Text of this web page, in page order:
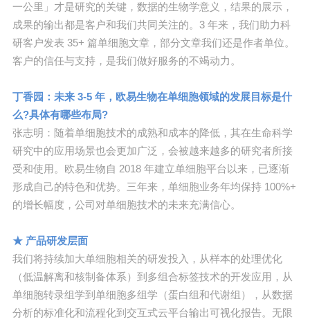
一公里」才是研究的关键，数据的生物学意义，结果的展示，
成果的输出都是客户和我们共同关注的。3 年来，我们助力科
研客户发表 35+ 篇单细胞文章，部分文章我们还是作者单位。
客户的信任与支持，是我们做好服务的不竭动力。
丁香园：未来 3-5 年，欧易生物在单细胞领域的发展目标是什
么?具体有哪些布局?
张志明：随着单细胞技术的成熟和成本的降低，其在生命科学
研究中的应用场景也会更加广泛，会被越来越多的研究者所接
受和使用。欧易生物自 2018 年建立单细胞平台以来，已逐渐
形成自己的特色和优势。三年来，单细胞业务年均保持 100%+
的增长幅度，公司对单细胞技术的未来充满信心。
★ 产品研发层面
我们将持续加大单细胞相关的研发投入，从样本的处理优化
（低温解离和核制备体系）到多组合标签技术的开发应用，从
单细胞转录组学到单细胞多组学（蛋白组和代谢组），从数据
分析的标准化和流程化到交互式云平台输出可视化报告。无限